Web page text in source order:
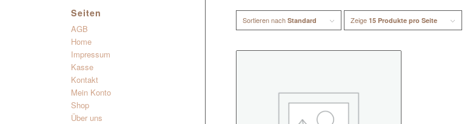
Sortieren nachStandard Zeige15 Produkte pro Seite
Seiten
AGB
Home
Impressum
Kasse
Kontakt
Mein Konto
Shop
Über uns